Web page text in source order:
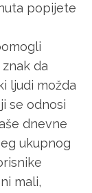
popijete
da
ljudi možda
se odnosi
dnevne
ukupnog
mali,